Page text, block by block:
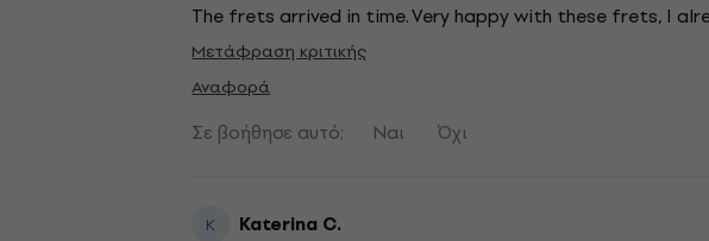
The frets arrived in time. Very happy with these frets, I
Μετάφραση κριτικής
Αναφορά
Σε βοήθησε αυτό; Ναι Όχι
K Katerina C.